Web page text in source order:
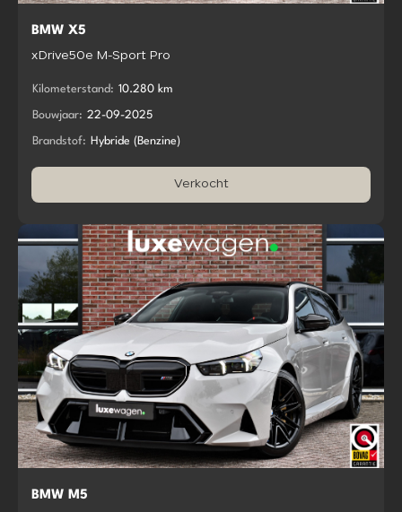
BMW X5
xDrive50e M-Sport Pro
Kilometerstand: 10.280 km
Bouwjaar: 22-09-2025
Brandstof: Hybride (Benzine)
Verkocht
BMW M5